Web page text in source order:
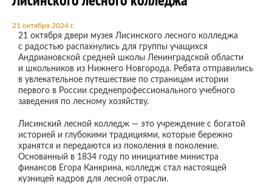
21 октября 2024 г.
21 октября двери музея Лисинского лесного колледжа
с радостью распахнулись для группы учащихся
Андриановской средней школы Ленинградской области
и школьников из Нижнего Новгорода. Ребята отправились
в увлекательное путешествие по страницам истории
первого в России среднепрофессионального учебного
заведения по лесному хозяйству.
Лисинский лесной колледж — это учреждение с богатой
историей и глубокими традициями, которые бережно
хранятся и передаются из поколения в поколение.
Основанный в 1834 году по инициативе министра
финансов Егора Канкрина, колледж стал настоящей
кузницей кадров для лесной отрасли.